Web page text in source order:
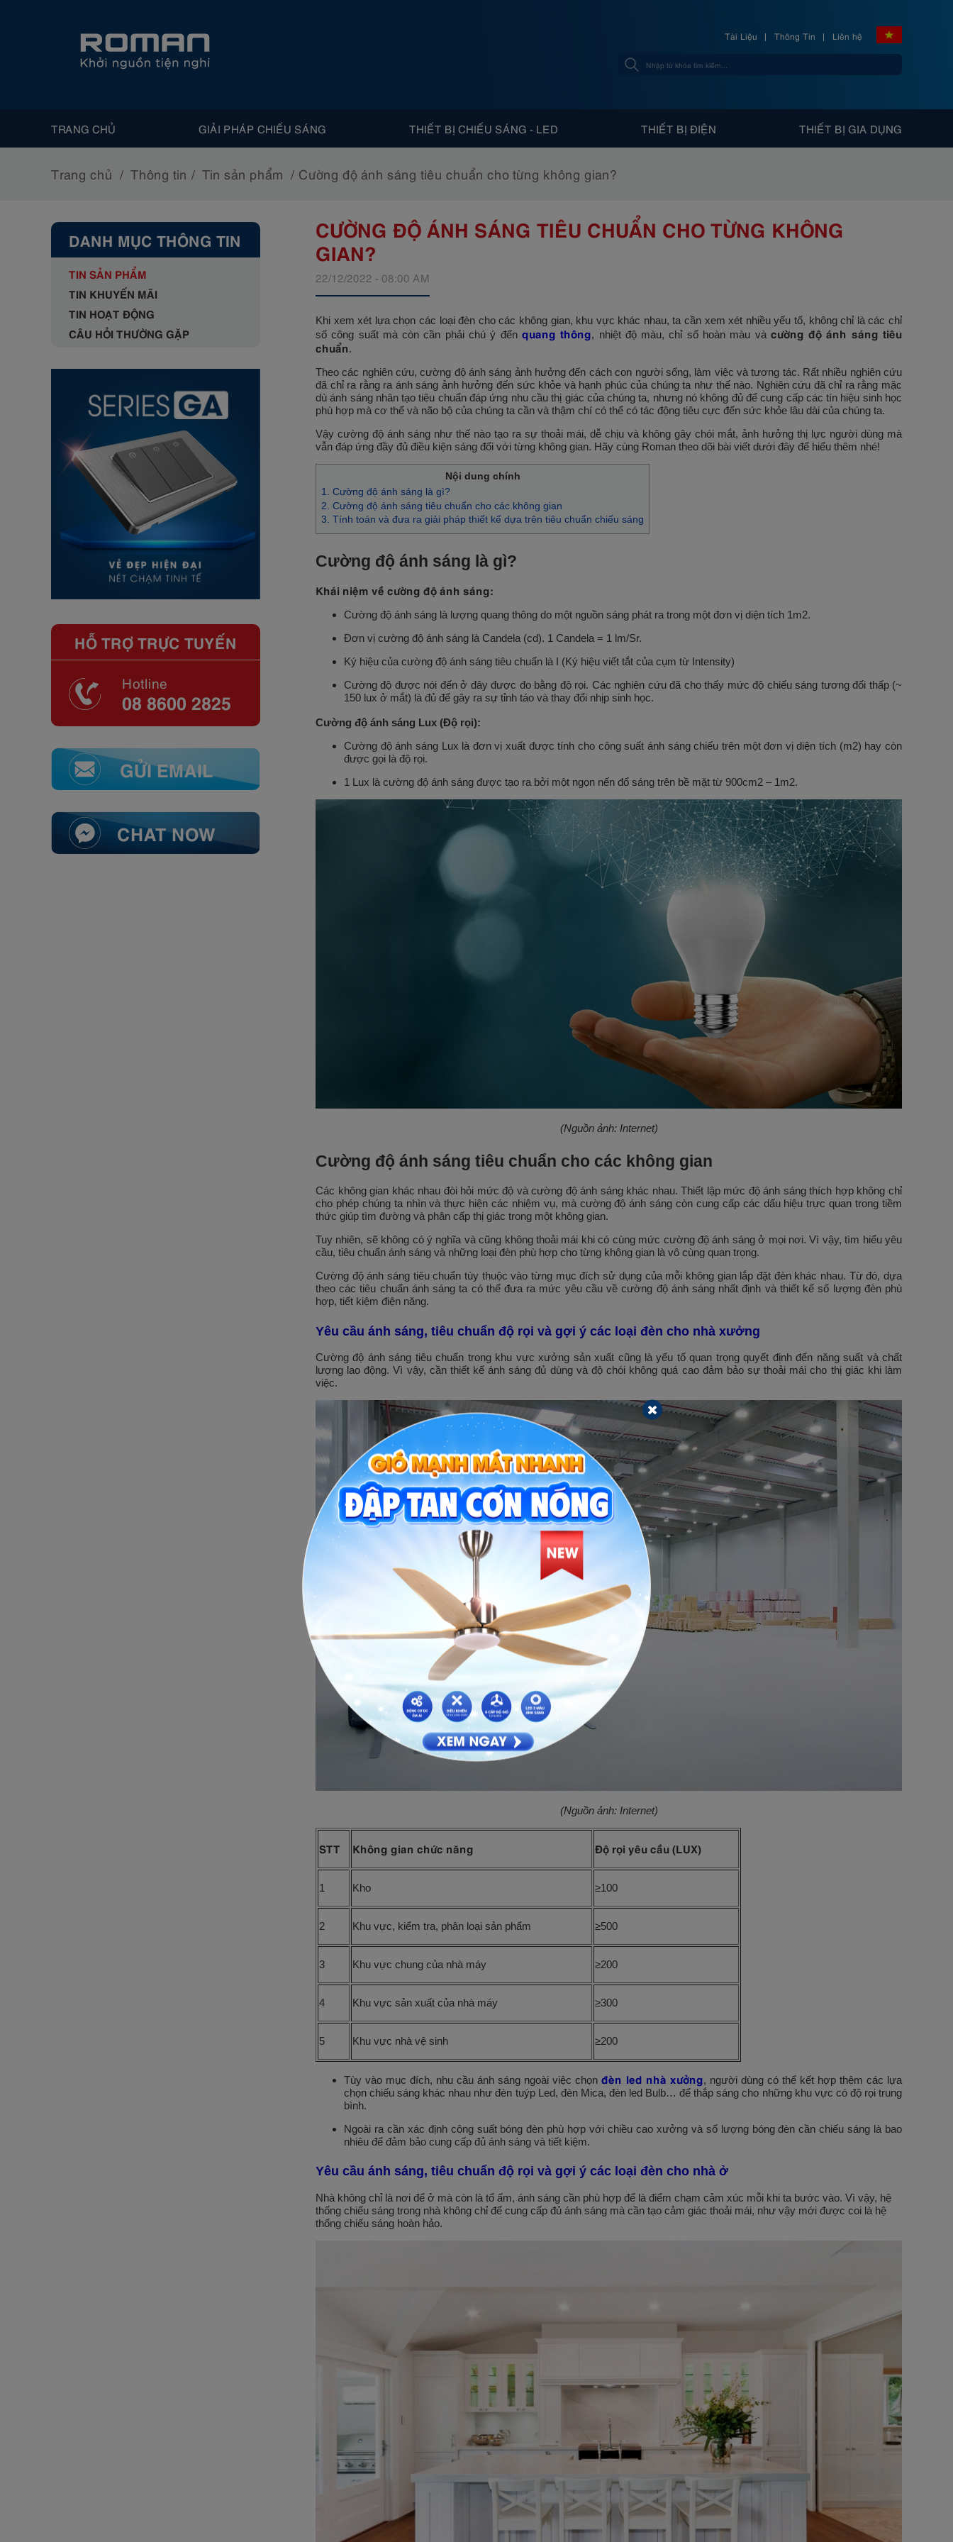
Tài Liệu Thông Tin Liên hệ
TRANG CHỦ GIẢI PHÁP CHIẾU SÁNG THIẾT BỊ CHIẾU SÁNG - LED THIẾT BỊ ĐIỆN THIẾT BỊ GIA DỤNG
Trang chủ Thông tin Tin sản phẩm Cường độ ánh sáng tiêu chuẩn cho từng không gian?
DANH MỤC THÔNG TIN
TIN SẢN PHẨM
TIN KHUYẾN MÃI
TIN HOẠT ĐỘNG
CÂU HỎI THƯỜNG GẶP
HỖ TRỢ TRỰC TUYẾN
Hotline
08 8600 2825
GỬI EMAIL
CHAT NOW
CƯỜNG ĐỘ ÁNH SÁNG TIÊU CHUẨN CHO TỪNG KHÔNG
GIAN?
22/12/2022 - 08:00 AM
Khi xem xét lựa chọn các loại đèn cho các không gian, khu vực khác nhau, ta cần xem xét nhiều yếu tố, không chỉ là các chỉ
số công suất mà còn cần phải chú ý đến quang thông, nhiệt độ màu, chỉ số hoàn màu và cường độ ánh sáng tiêu
chuẩn.
Theo các nghiên cứu, cường độ ánh sáng ảnh hưởng đến cách con người sống, làm việc và tương tác. Rất nhiều nghiên cứu
đã chỉ ra rằng ra ánh sáng ảnh hưởng đến sức khỏe và hạnh phúc của chúng ta như thế nào. Nghiên cứu đã chỉ ra rằng mặc
dù ánh sáng nhân tạo tiêu chuẩn đáp ứng nhu cầu thị giác của chúng ta, nhưng nó không đủ để cung cấp các tín hiệu sinh học
phù hợp mà cơ thể và não bộ của chúng ta cần và thậm chí có thể có tác động tiêu cực đến sức khỏe lâu dài của chúng ta.
Vậy cường độ ánh sáng như thế nào tạo ra sự thoải mái, dễ chịu và không gây chói mắt, ảnh hưởng thị lực người dùng mà
vẫn đáp ứng đầy đủ điều kiện sáng đối với từng không gian. Hãy cùng Roman theo dõi bài viết dưới đây để hiểu thêm nhé!
Nội dung chính
1. Cường độ ánh sáng là gì?
2. Cường độ ánh sáng tiêu chuẩn cho các không gian
3. Tính toán và đưa ra giải pháp thiết kế dựa trên tiêu chuẩn chiếu sáng
Cường độ ánh sáng là gì?
Khái niệm về cường độ ánh sáng:
Cường độ ánh sáng là lượng quang thông do một nguồn sáng phát ra trong một đơn vị diện tích 1m2.
Đơn vị cường độ ánh sáng là Candela (cd). 1 Candela = 1 lm/Sr.
Ký hiệu của cường độ ánh sáng tiêu chuẩn là I (Ký hiệu viết tắt của cụm từ Intensity)
Cường độ được nói đến ở đây được đo bằng độ rọi. Các nghiên cứu đã cho thấy mức độ chiếu sáng tương đối thấp (~
150 lux ở mắt) là đủ để gây ra sự tỉnh táo và thay đổi nhịp sinh học.
Cường độ ánh sáng Lux (Độ rọi):
Cường độ ánh sáng Lux là đơn vị xuất được tính cho công suất ánh sáng chiếu trên một đơn vị diện tích (m2) hay còn
được gọi là độ rọi.
1 Lux là cường độ ánh sáng được tạo ra bởi một ngọn nến đổ sáng trên bề mặt từ 900cm2 – 1m2.
(Nguồn ảnh: Internet)
Cường độ ánh sáng tiêu chuẩn cho các không gian
Các không gian khác nhau đòi hỏi mức độ và cường độ ánh sáng khác nhau. Thiết lập mức độ ánh sáng thích hợp không chỉ
cho phép chúng ta nhìn và thực hiện các nhiệm vụ, mà cường độ ánh sáng còn cung cấp các dấu hiệu trực quan trong tiềm
thức giúp tìm đường và phân cấp thị giác trong một không gian.
Tuy nhiên, sẽ không có ý nghĩa và cũng không thoải mái khi có cùng mức cường độ ánh sáng ở mọi nơi. Vì vậy, tìm hiểu yêu
cầu, tiêu chuẩn ánh sáng và những loại đèn phù hợp cho từng không gian là vô cùng quan trọng.
Cường độ ánh sáng tiêu chuẩn tùy thuộc vào từng mục đích sử dụng của mỗi không gian lắp đặt đèn khác nhau. Từ đó, dựa
theo các tiêu chuẩn ánh sáng ta có thể đưa ra mức yêu cầu về cường độ ánh sáng nhất định và thiết kế số lượng đèn phù
hợp, tiết kiệm điện năng.
Yêu cầu ánh sáng, tiêu chuẩn độ rọi và gợi ý các loại đèn cho nhà xưởng
Cường độ ánh sáng tiêu chuẩn trong khu vực xưởng sản xuất cũng là yếu tố quan trọng quyết định đến năng suất và chất
lượng lao động. Vì vậy, cần thiết kế ánh sáng đủ dùng và độ chói không quá cao đảm bảo sự thoải mái cho thị giác khi làm
việc.
(Nguồn ảnh: Internet)
STT Không gian chức năng Độ rọi yêu cầu (LUX)
1 Kho ≥100
2 Khu vực, kiểm tra, phân loại sản phẩm ≥500
3 Khu vực chung của nhà máy ≥200
4 Khu vực sản xuất của nhà máy ≥300
5 Khu vực nhà vệ sinh ≥200
Tùy vào mục đích, nhu cầu ánh sáng ngoài việc chọnđèn led nhà xưởng, người dùng có thể kết hợp thêm các lựa
chọn chiếu sáng khác nhau như đèn tuýp Led, đèn Mica, đèn led Bulb… để thắp sáng cho những khu vực có độ rọi trung
bình.
Ngoài ra cần xác định công suất bóng đèn phù hợp với chiều cao xưởng và số lượng bóng đèn cần chiếu sáng là bao
nhiêu để đảm bảo cung cấp đủ ánh sáng và tiết kiệm.
Yêu cầu ánh sáng, tiêu chuẩn độ rọi và gợi ý các loại đèn cho nhà ở
Nhà không chỉ là nơi để ở mà còn là tổ ấm, ánh sáng cần phù hợp để là điểm chạm cảm xúc mỗi khi ta bước vào. Vì vậy, hệ
thống chiếu sáng trong nhà không chỉ để cung cấp đủ ánh sáng mà cần tạo cảm giác thoải mái, như vậy mới được coi là hệ
thống chiếu sáng hoàn hảo.